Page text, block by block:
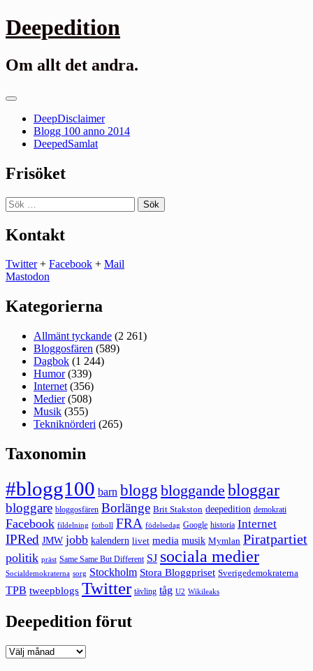
Gå
till
Deepedition
Om allt det andra.
Primär
DeepDisclaimer
Blogg 100 anno 2014
DeepedSamlat
Frisöket
Sök
efter:
Kontakt
Twitter+ Facebook + Mail
Mastodon
Kategorierna
Allmänt tyckande (2 261)
Bloggosfären (589)
Dagbok (1 244)
Humor(339)
Internet (356)
Medier(508)
Musik (355)
Tekniknörderi (265)
Taxonomin
#blogg100 barn blogg bloggande bloggar
bloggare bloggosfären Borlänge Brit Stakston deepedition demokrati
Facebook fildelning fotboll FRA födelsedag Google historia Internet
IPRed JMW jobb kalendern livet media musik Mymlan Piratpartiet
politik präst Same Same But Different SJ sociala medier
Socialdemokraterna sorg Stockholm Stora Bloggpriset Sverigedemokraterna
TPB tweepblogs Twitter tävling tåg U2 Wikileaks
Deepedition förut
Deepedition